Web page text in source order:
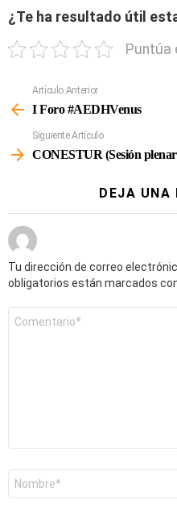
¿Te ha resultado útil
Puntúa
Más
Artículo Anterior
I Foro #AEDHVenus
Siguiente Artículo
CONESTUR (Sesión
DEJA UNA
Tu dirección de correo
obligatorios están marcados